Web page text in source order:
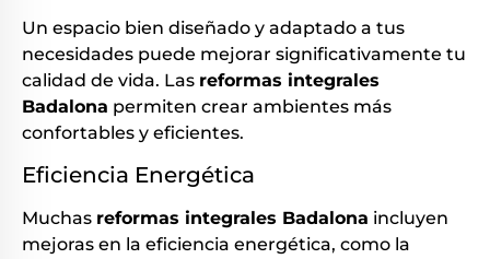
Un espacio bien diseñado y adaptado a tus
necesidades puede mejorar significativamente tu
calidad de vida. Las reformas integrales
Badalona permiten crear ambientes más
confortables y eficientes.
Eficiencia Energética
Muchas reformas integrales Badalona incluyen
mejoras en la eficiencia energética, como la